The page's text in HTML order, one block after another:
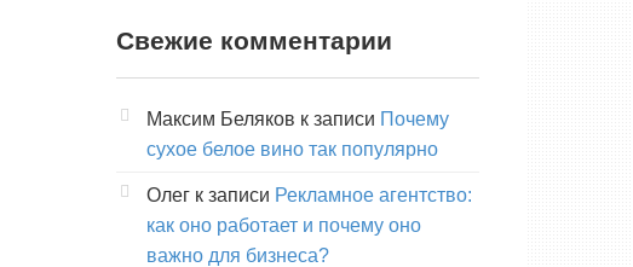
Свежие комментарии
Максим Беляков к записи Почему
сухое белое вино так популярно
Олег к записи Рекламное агентство:
как оно работает и почему оно
важно для бизнеса?